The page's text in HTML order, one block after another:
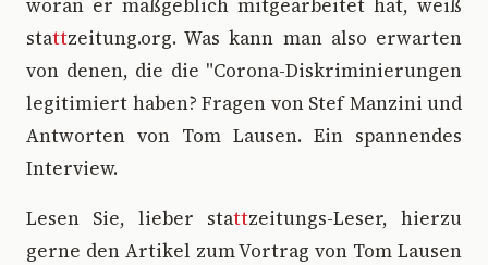
woran er maßgeblich mitgearbeitet hat, weiß
stattzeitung.org. Was kann man also erwarten
von denen, die die "Corona-Diskriminierungen
legitimiert haben? Fragen von Stef Manzini und
Antworten von Tom Lausen. Ein spannendes
Interview.
Lesen Sie, lieber stattzeitungs-Leser, hierzu
gerne den Artikel zum Vortrag von Tom Lausen